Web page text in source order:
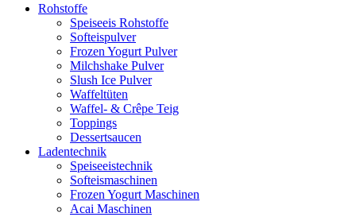
Rohstoffe
Speiseeis Rohstoffe
Softeispulver
Frozen Yogurt Pulver
Milchshake Pulver
Slush Ice Pulver
Waffeltüten
Waffel- & Crêpe Teig
Toppings
Dessertsaucen
Ladentechnik
Speiseeistechnik
Softeismaschinen
Frozen Yogurt Maschinen
Acai Maschinen